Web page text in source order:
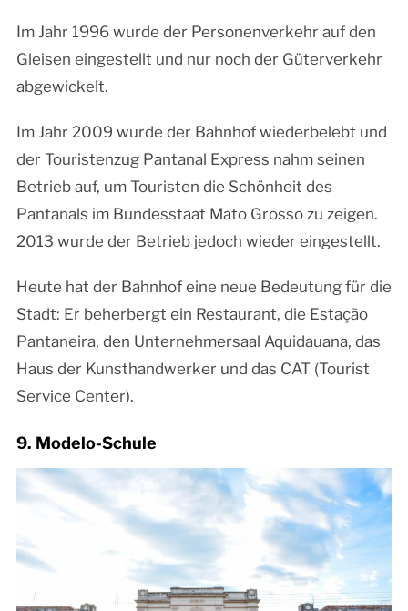
Im Jahr 1996 wurde der Personenverkehr auf den
Gleisen eingestellt und nur noch der Güterverkehr
abgewickelt.
Im Jahr 2009 wurde der Bahnhof wiederbelebt und
der Touristenzug Pantanal Express nahm seinen
Betrieb auf, um Touristen die Schönheit des
Pantanals im Bundesstaat Mato Grosso zu zeigen.
2013 wurde der Betrieb jedoch wieder eingestellt.
Heute hat der Bahnhof eine neue Bedeutung für die
Stadt: Er beherbergt ein Restaurant, die Estação
Pantaneira, den Unternehmersaal Aquidauana, das
Haus der Kunsthandwerker und das CAT (Tourist
Service Center).
9. Modelo-Schule